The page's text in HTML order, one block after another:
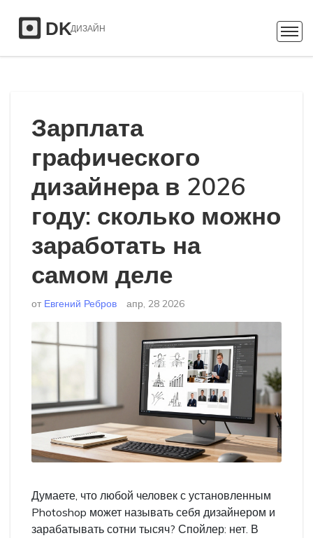
Зарплата
графического
дизайнера в 2026
году: сколько можно
заработать на
самом деле
от Евгений Ребров апр, 28 2026
Думаете, что любой человек с установленным
Photoshop может называть себя дизайнером и
зарабатывать сотни тысяч? Спойлер: нет. В